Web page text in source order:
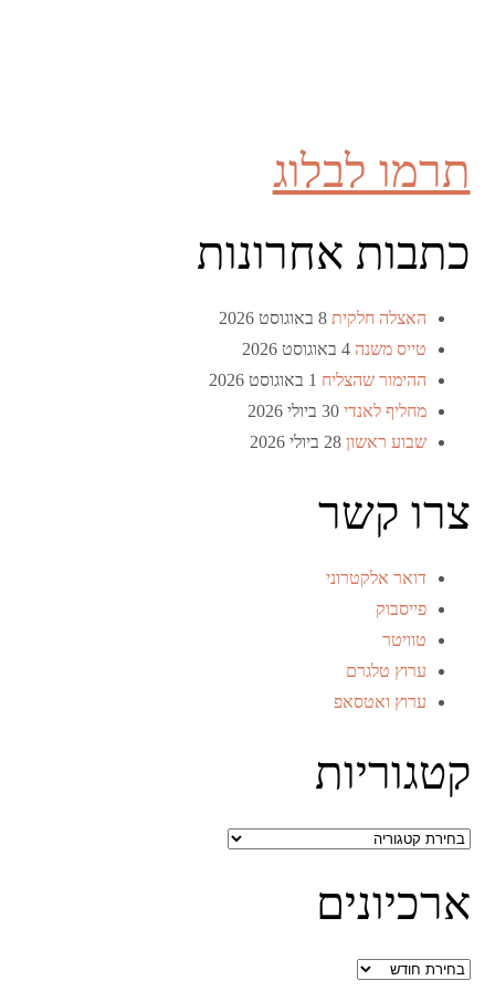
תרמו לבלוג
כתבות אחרונות
האצלה חלקית 8 באוגוסט 2026
טייס משנה 4 באוגוסט 2026
ההימור שהצליח 1 באוגוסט 2026
מחליף לאנדי 30 ביולי 2026
שבוע ראשון 28 ביולי 2026
צרו קשר
דואר אלקטרוני
פייסבוק
טוויטר
ערוץ טלגרם
ערוץ ואטסאפ
קטגוריות
קטגוריות
ארכיונים
ארכיונים